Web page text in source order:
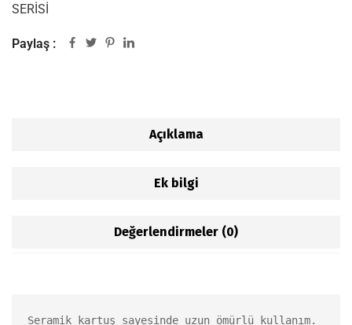
SERİSİ
Paylaş :
Açıklama
Ek bilgi
Değerlendirmeler (0)
Seramik kartuş sayesinde uzun ömürlü kullanım.